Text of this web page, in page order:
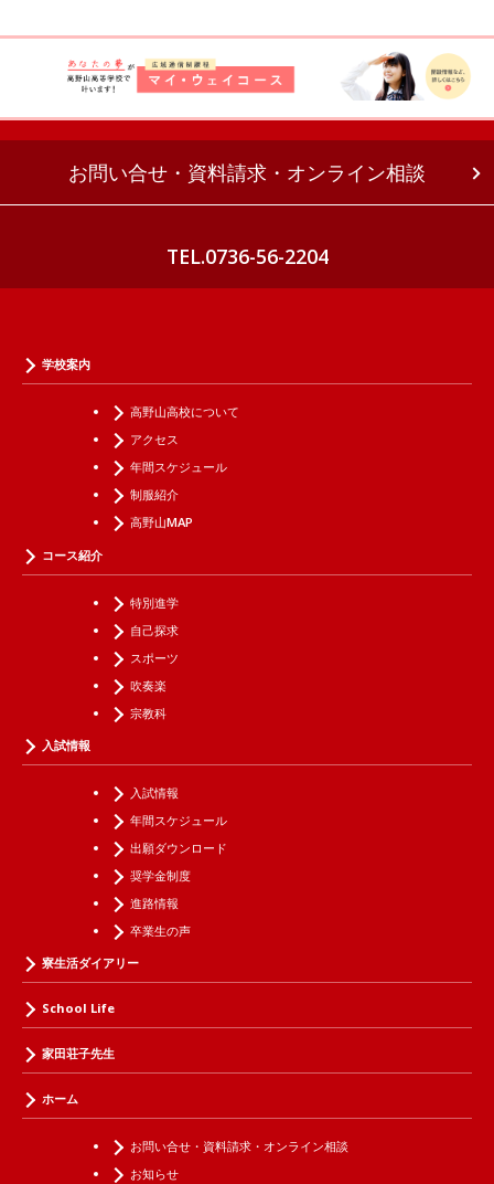
お問い合せ・資料請求・オンライン相談
TEL.0736-56-2204
学校案内
高野山高校について
アクセス
年間スケジュール
制服紹介
高野山MAP
コース紹介
特別進学
自己探求
スポーツ
吹奏楽
宗教科
入試情報
入試情報
年間スケジュール
出願ダウンロード
奨学金制度
進路情報
卒業生の声
寮生活ダイアリー
School Life
家田荘子先生
ホーム
お問い合せ・資料請求・オンライン相談
お知らせ